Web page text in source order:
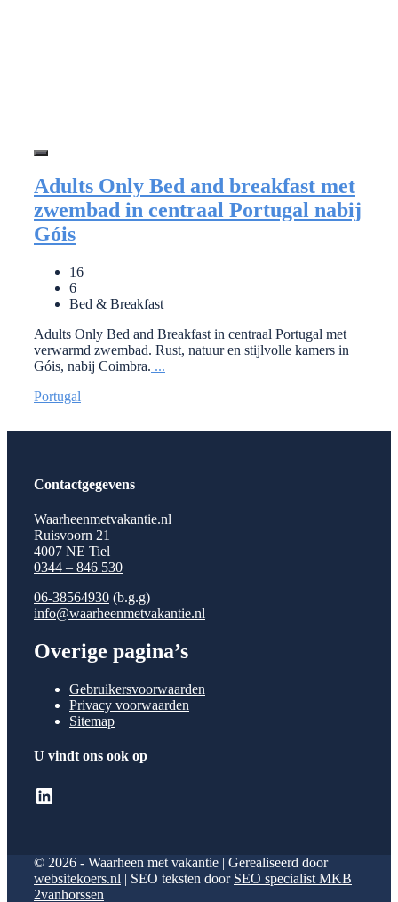
Adults Only Bed and breakfast met
zwembad in centraal Portugal nabij
Góis
16
6
Bed & Breakfast
Adults Only Bed and Breakfast in centraal Portugal met
verwarmd zwembad. Rust, natuur en stijlvolle kamers in
Góis, nabij Coimbra. ...
Portugal
Contactgegevens
Waarheenmetvakantie.nl
Ruisvoorn 21
4007 NE Tiel
0344 – 846 530
06-38564930 (b.g.g)
info@waarheenmetvakantie.nl
Overige pagina’s
Gebruikersvoorwaarden
Privacy voorwaarden
Sitemap
U vindt ons ook op
LinkedIn
© 2026 - Waarheen met vakantie | Gerealiseerd door
websitekoers.nl | SEO teksten door SEO specialist MKB
2vanhorssen